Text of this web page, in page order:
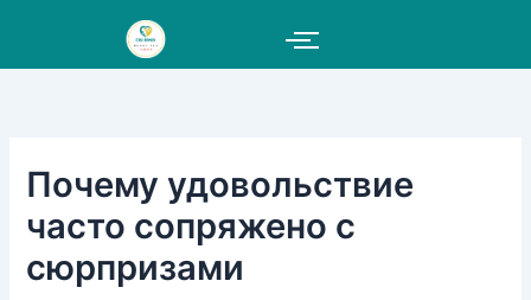
content
Почему удовольствие
часто сопряжено с
сюрпризами